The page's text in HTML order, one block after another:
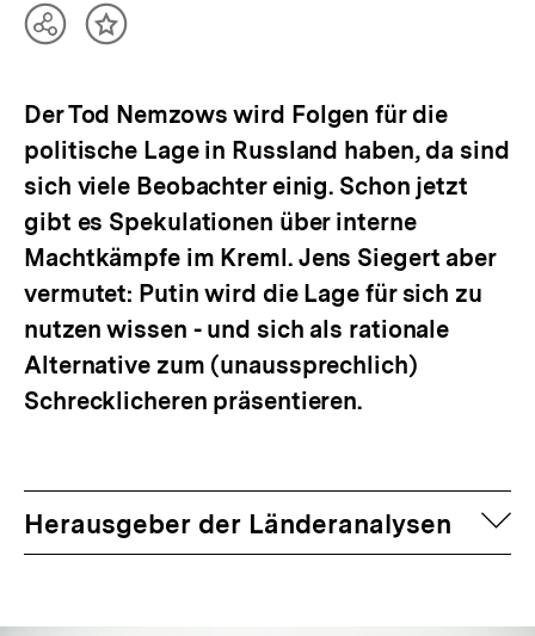
TeilenInhalt
Der Tod Nemzows wird Folgen für die
politische Lage in Russland haben, da sind
sich viele Beobachter einig. Schon jetzt
gibt es Spekulationen über interne
Machtkämpfe im Kreml. Jens Siegert aber
vermutet: Putin wird die Lage für sich zu
nutzen wissen - und sich als rationale
Alternative zum (unaussprechlich)
Schrecklicheren präsentieren.
Herausgeber der Länderanalysen